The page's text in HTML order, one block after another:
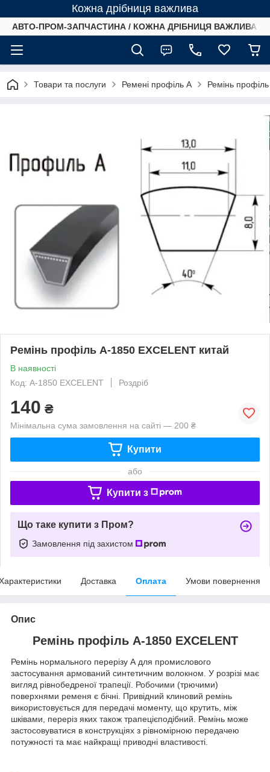
Кожна дрібниця важлива
АВТО-ПРОМ-ЗАПЧАСТИНА / КОЖНА ДРІБНИЦЯ ВАЖЛИВА /
Товари та послуги Ремені профіль А Ремінь
Ремінь профіль A-1850 EXCELENT китай
В наявності
Код: A-1850 EXCELENT
Роздріб
140 ₴
Мінімальна сума замовлення на сайті — 200 ₴
Купити
або
Купити з
Що таке купити з Пром?
Замовлення під захистом
Доставка Оплата Умови повернення
Опис
Ремінь профіль A-1850 EXCELENT
Ремінь нормального перерізу А для промислового
застосування армований синтетичним волокном. У розрізі має
вигляд рівнобедреної трапеції. Робочими (трючими)
поверхнями ременя є бічні. Привідний клиновий ремінь
використовується для передачі моменту, що крутить, між
шківами, переріз яких також трапецієподібний. Ремінь може
застосовуватися в конструкціях з рівномірною передачею
потужності та має найкращі приводні властивості.